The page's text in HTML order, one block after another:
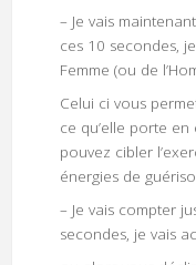
– Je vais
ces 10 secondes,
Femme (ou de
Celui ci vous
ce qu’elle porte
pouvez cibler
énergies de
– Je vais compter
secondes, je vais